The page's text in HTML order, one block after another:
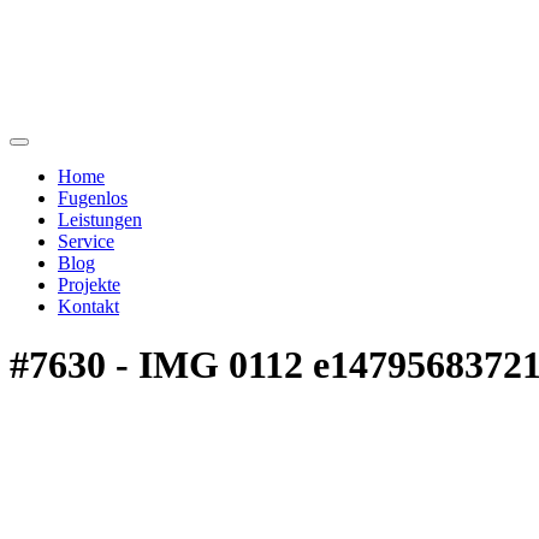
Home
Fugenlos
Leistungen
Service
Blog
Projekte
Kontakt
#7630 - IMG 0112